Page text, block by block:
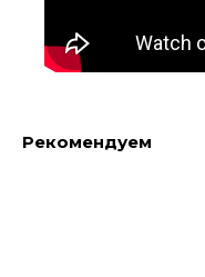
Рекомендуем